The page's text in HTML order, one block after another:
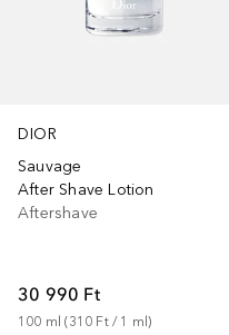
DIOR
Sauvage
After Shave Lotion
Aftershave
30 990 Ft
100 ml (310 Ft / 1 ml)